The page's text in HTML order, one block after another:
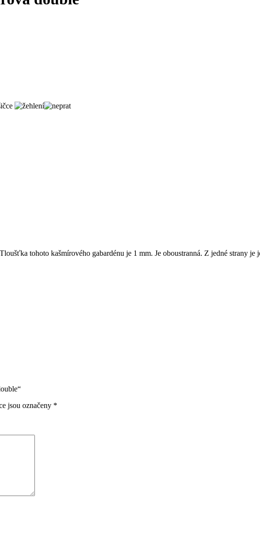
tohoto kašmírového gabardénu je 1 mm. Je oboustranná. Z jedné strany je
jsou označeny *